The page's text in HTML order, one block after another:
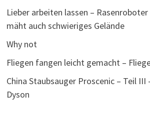
Lieber arbeiten lassen –
mäht auch schwieriges Gelände
Why not
Fliegen fangen leicht gemacht –
China Staubsauger Proscenic – Teil III
Dyson